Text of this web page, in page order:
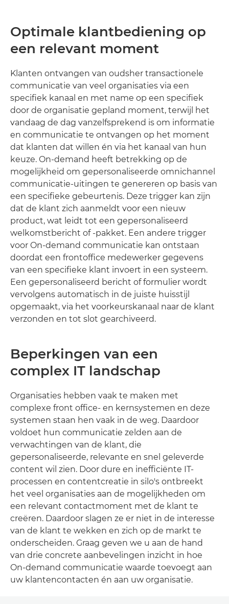
Optimale klantbediening op
een relevant moment
Klanten ontvangen van oudsher transactionele
communicatie van veel organisaties via een
specifiek kanaal en met name op een specifiek
door de organisatie gepland moment, terwijl het
vandaag de dag vanzelfsprekend is om informatie
en communicatie te ontvangen op het moment
dat klanten dat willen én via het kanaal van hun
keuze. On-demand heeft betrekking op de
mogelijkheid om gepersonaliseerde omnichannel
communicatie-uitingen te genereren op basis van
een specifieke gebeurtenis. Deze trigger kan zijn
dat de klant zich aanmeldt voor een nieuw
product, wat leidt tot een gepersonaliseerd
welkomstbericht of -pakket. Een andere trigger
voor On-demand communicatie kan ontstaan
doordat een frontoffice medewerker gegevens
van een specifieke klant invoert in een systeem.
Een gepersonaliseerd bericht of formulier wordt
vervolgens automatisch in de juiste huisstijl
opgemaakt, via het voorkeurskanaal naar de klant
verzonden en tot slot gearchiveerd.
Beperkingen van een
complex IT landschap
Organisaties hebben vaak te maken met
complexe front office- en kernsystemen en deze
systemen staan hen vaak in de weg. Daardoor
voldoet hun communicatie zelden aan de
verwachtingen van de klant, die
gepersonaliseerde, relevante en snel geleverde
content wil zien. Door dure en inefficiënte IT-
processen en contentcreatie in silo's ontbreekt
het veel organisaties aan de mogelijkheden om
een relevant contactmoment met de klant te
creëren. Daardoor slagen ze er niet in de interesse
van de klant te wekken en zich op de markt te
onderscheiden. Graag geven we u aan de hand
van drie concrete aanbevelingen inzicht in hoe
On-demand communicatie waarde toevoegt aan
uw klantencontacten én aan uw organisatie.